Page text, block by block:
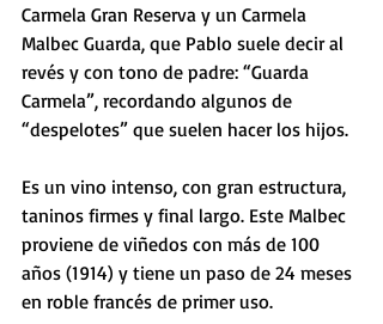
Carmela Gran Reserva y un Carmela
Malbec Guarda, que Pablo suele decir al
revés y con tono de padre: “Guarda
Carmela”, recordando algunos de
“despelotes” que suelen hacer los hijos.
Es un vino intenso, con gran estructura,
taninos firmes y final largo. Este Malbec
proviene de viñedos con más de 100
años (1914) y tiene un paso de 24 meses
en roble francés de primer uso.